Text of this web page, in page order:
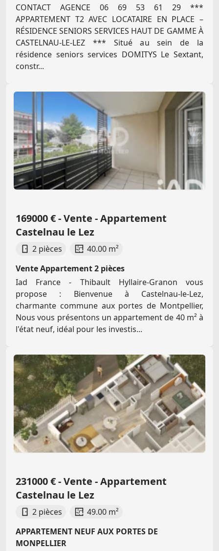
CONTACT AGENCE 06 69 53 61 29 ***
APPARTEMENT T2 AVEC LOCATAIRE EN PLACE –
RÉSIDENCE SENIORS SERVICES HAUT DE GAMME À
CASTELNAU-LE-LEZ *** Situé au sein de la
résidence seniors services DOMITYS Le Sextant,
constr...
169000 € - Vente - Appartement
Castelnau le Lez
2 pièces
40.00 m²
Vente Appartement 2 pièces
Iad France - Thibault Hyllaire-Granon vous
propose : Bienvenue à Castelnau-le-Lez,
charmante commune aux portes de Montpellier,
Nous vous présentons un appartement de 40 m² à
l'état neuf, idéal pour les investis...
231000 € - Vente - Appartement
Castelnau le Lez
2 pièces
49.00 m²
APPARTEMENT NEUF AUX PORTES DE
MONPELLIER